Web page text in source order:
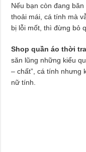
Nếu bạn còn đang
thoải mái, cá tính mà
bị lỗi mốt, thì đừng bỏ
Shop quần áo thời
săn lũng những kiểu
– chất”, cá tính nhưng
nữ tính.